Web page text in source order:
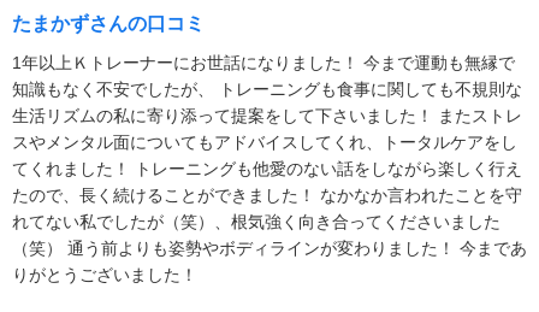
たまかずさんの口コミ
1年以上Ｋトレーナーにお世話になりました！ 今まで運動も無縁で
知識もなく不安でしたが、 トレーニングも食事に関しても不規則な
生活リズムの私に寄り添って提案をして下さいました！ またストレ
スやメンタル面についてもアドバイスしてくれ、トータルケアをし
てくれました！ トレーニングも他愛のない話をしながら楽しく行え
たので、長く続けることができました！ なかなか言われたことを守
れてない私でしたが（笑）、根気強く向き合ってくださいました
（笑） 通う前よりも姿勢やボディラインが変わりました！ 今まであ
りがとうございました！